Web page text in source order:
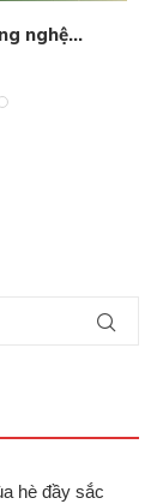
nghệ...
hè đầy sắc